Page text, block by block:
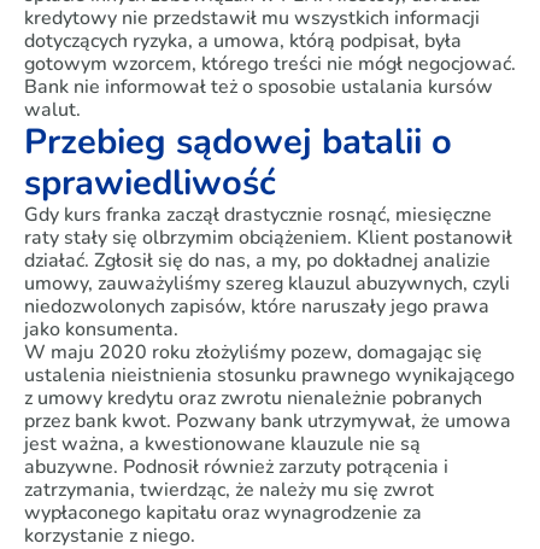
kredytowy nie przedstawił mu wszystkich informacji
dotyczących ryzyka, a umowa, którą podpisał, była
gotowym wzorcem, którego treści nie mógł negocjować.
Bank nie informował też o sposobie ustalania kursów
walut.
Przebieg sądowej batalii o
sprawiedliwość
Gdy kurs franka zaczął drastycznie rosnąć, miesięczne
raty stały się olbrzymim obciążeniem. Klient postanowił
działać. Zgłosił się do nas, a my, po dokładnej analizie
umowy, zauważyliśmy szereg klauzul abuzywnych, czyli
niedozwolonych zapisów, które naruszały jego prawa
jako konsumenta.
W maju 2020 roku złożyliśmy pozew, domagając się
ustalenia nieistnienia stosunku prawnego wynikającego
z umowy kredytu oraz zwrotu nienależnie pobranych
przez bank kwot. Pozwany bank utrzymywał, że umowa
jest ważna, a kwestionowane klauzule nie są
abuzywne. Podnosił również zarzuty potrącenia i
zatrzymania, twierdząc, że należy mu się zwrot
wypłaconego kapitału oraz wynagrodzenie za
korzystanie z niego.